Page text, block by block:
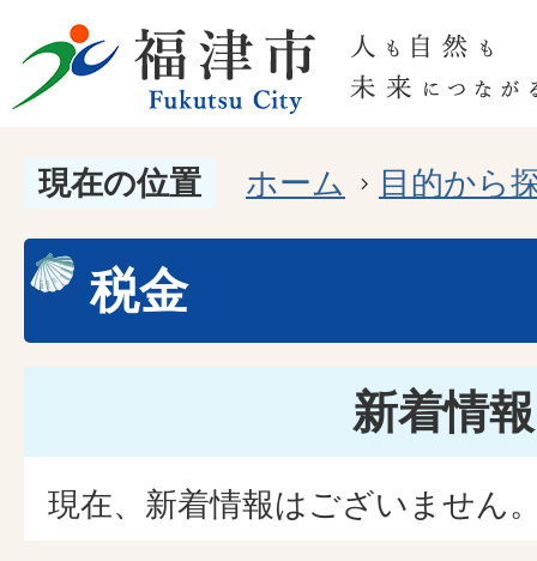
現在の位置 ホーム 目的から
税金
新着情報
現在、新着情報はございません